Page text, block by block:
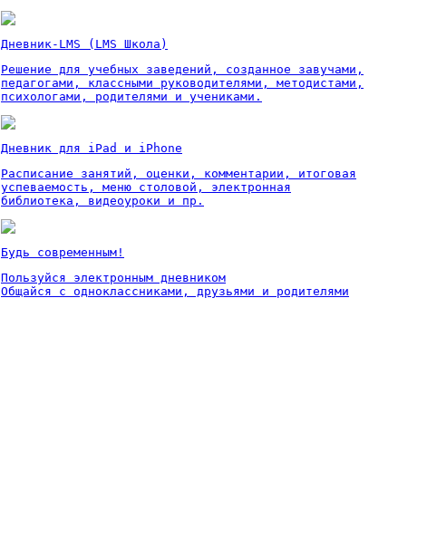
Дневник-LMS (LMS Школа)
Решение для учебных заведений, созданное завучами,
педагогами, классными руководителями, методистами,
психологами, родителями и учениками.
Дневник для iPad и iPhone
Расписание занятий, оценки, комментарии, итоговая
успеваемость, меню столовой, электронная
библиотека, видеоуроки и пр.
Будь современным!
Пользуйся электронным дневником
Общайся с одноклассниками, друзьями и родителями